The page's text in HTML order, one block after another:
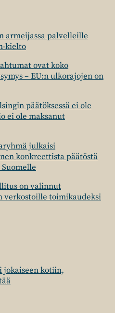
armeijassa palvelleille
kielto
ovat koko
– EU:n ulkorajojen on
päätöksessä ei ole
ei ole maksanut
julkaisi
konkreettista päätöstä
on valinnut
verkostoille toimikaudeksi
jokaiseen kotiin,